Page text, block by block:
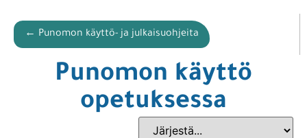
← Punomon käyttö- ja julkaisuohjeita
Punomon käyttö
opetuksessa